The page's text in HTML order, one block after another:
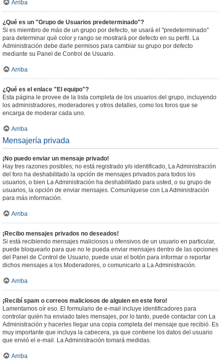
Arriba
¿Qué es un "Grupo de Usuarios predeterminado"?
Si es miembro de más de un grupo por defecto, se usará el "predeterminado"
para determinar qué color y rango se mostrará por defecto en su perfil. La
Administración debe darle permisos para cambiar su grupo por defecto
mediante su Panel de Control de Usuario.
Arriba
¿Qué es el enlace "El equipo"?
Esta página le provee de la lista completa de los usuarios del grupo, incluyendo
los administradores, moderadores y otros detalles, como los foros que se
encarga de moderar cada uno.
Arriba
Mensajería privada
¡No puedo enviar un mensaje privado!
Hay tres razones posibles; no está registrado y/o identificado, La Administración
del foro ha deshabilitado la opción de mensajes privados para todos los
usuarios, o bien La Administración ha deshabilitado para usted, o su grupo de
usuarios, la opción de enviar mensajes. Comuníquese con La Administración
para más información.
Arriba
¡Recibo mensajes privados no deseados!
Si está recibiendo mensajes maliciosos u ofensivos de un usuario en particular,
puede bloquearlo para que no le pueda enviar mensajes dentro de las opciones
del Panel de Control de Usuario, puede usar el botón para informar o reportar
dichos mensajes a los Moderadores, o comunicarlo a La Administración.
Arriba
¡Recibí spam o correos maliciosos de alguien en este foro!
Lamentamos oír eso. El formulario de e-mail incluye identificadores para
controlar quién ha enviado tales mensajes, por lo tanto, puede contactar con La
Administración y hacerles llegar una copia completa del mensaje que recibió. Es
muy importante que incluya la cabecera, ya que contiene los datos del usuario
que envió el e-mail. La Administración tomará medidas.
Arriba